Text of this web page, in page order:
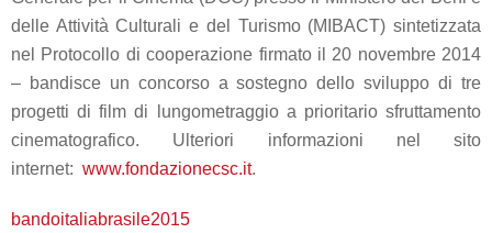
delle Attività Culturali e del Turismo (MIBACT) sintetizzata
nel Protocollo di cooperazione firmato il 20 novembre 2014
– bandisce un concorso a sostegno dello sviluppo di tre
progetti di film di lungometraggio a prioritario sfruttamento
cinematografico. Ulteriori informazioni nel sito
internet: www.fondazionecsc.it.
bandoitaliabrasile2015